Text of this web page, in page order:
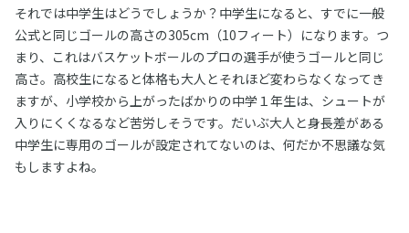
それでは中学生はどうでしょうか？中学生になると、すでに一般
公式と同じゴールの高さの305cm（10フィート）になります。つ
まり、これはバスケットボールのプロの選手が使うゴールと同じ
高さ。高校生になると体格も大人とそれほど変わらなくなってき
ますが、小学校から上がったばかりの中学１年生は、シュートが
入りにくくなるなど苦労しそうです。だいぶ大人と身長差がある
中学生に専用のゴールが設定されてないのは、何だか不思議な気
もしますよね。